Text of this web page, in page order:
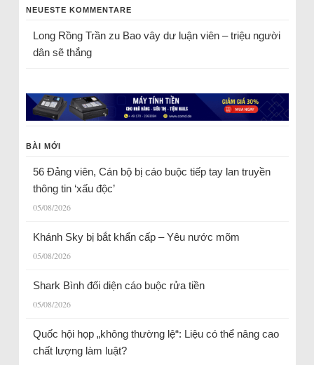
NEUESTE KOMMENTARE
Long Rồng Trầnzu Bao vây dư luận viên – triệu người
dân sẽ thắng
BÀI MỚI
56 Đảng viên, Cán bộ bị cáo buộc tiếp tay lan truyền
thông tin ‘xấu độc’
05/08/2026
Khánh Sky bị bắt khẩn cấp – Yêu nước mõm
05/08/2026
Shark Bình đối diện cáo buộc rửa tiền
05/08/2026
Quốc hội họp „không thường lệ“: Liệu có thể nâng cao
chất lượng làm luật?